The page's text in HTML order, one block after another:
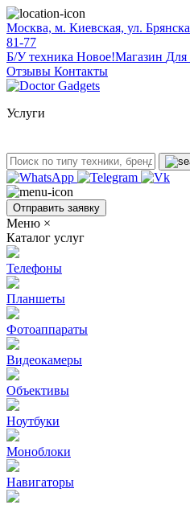
Москва, м. Киевская, ул.
81-77
Б/У техникa Новое!Магазин Для
Отзывы Контакты
Услуги
Отправить заявку
Меню ×
Каталог услуг
Телефоны
Планшеты
Фотоаппараты
Видеокамеры
Объективы
Ноутбуки
Моноблоки
Навигаторы